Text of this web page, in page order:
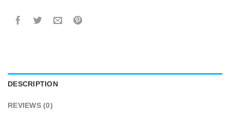
DESCRIPTION
REVIEWS (0)